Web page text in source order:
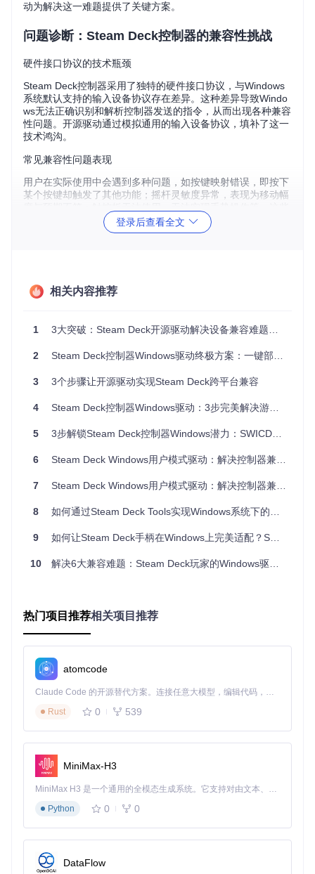
动为解决这一难题提供了关键方案。
问题诊断：Steam Deck控制器的兼容性挑战
硬件接口协议的技术瓶颈
Steam Deck控制器采用了独特的硬件接口协议，与Windows
系统默认支持的输入设备协议存在差异。这种差异导致Windo
ws无法正确识别和解析控制器发送的指令，从而出现各种兼容
性问题。开源驱动通过模拟通用的输入设备协议，填补了这一
技术鸿沟。
常见兼容性问题表现
用户在实际使用中会遇到多种问题，如按键映射错误，即按下
某个按键却触发了其他功能；摇杆灵敏度异常，表现为移动幅
问题严重影响了游戏体验，而开源驱动能够针对性地解决这些
核心引擎：虚拟控制器映射系统
换为Windows系统可识别的虚拟XBox 360控制器信号。这一
过程涉及信号的采集、解析和转换，确保控制器的各项操作能
够准确映射到虚拟控制器上。通过这一核心引擎，实现了对Wi
ndows游戏的广泛兼容。
扩展模块：配置与监控功能
除核心引擎外，开源驱动还包含多个扩展模块。配置模块允许
求；监控模块则实时跟踪控制器的输入状态和运行情况，为故
功能，提升了用户体验。
场景落地：开源驱动的多场景应用
基础环境：快速部署与验证
统
部署步骤 预期结果
W
w
s
1. 从仓库克隆项目：git clone http
3. 连接控制器
u
3. 编译并加载驱动模块
典型场景：日常游戏配置优化
在日常游戏场景中，用户可以根据不同游戏类型进行配置优
化。例如，对于动作游戏，可提高摇杆灵敏度以获得更灵活的
操作；对于策略游戏，可设置常用按键组合，提升操作效率。
通过配置文件[config/controller.ini]进行参数调整，完成后在游
戏中测试操作效果，确保配置符合预期。
极限工况：专业竞技调优
针对专业竞技场景，开源驱动提供了更精细的设置选项。用户
可以微调输入延迟参数，减少操作响应时间；精确配置摇杆死
区，避免误操作；甚至设置宏命令，实现复杂操作的一键执
行。这些调优措施能够帮助玩家在竞技游戏中获得更好的表
现。
登录后查看全文
相关内容推荐
1 3大突破：Steam Deck开源驱动解决设备兼容难题实战指南
2 Steam Deck控制器Windows驱动终极方案：一键部署与实时映射调试
3 3个步骤让开源驱动实现Steam Deck跨平台兼容
4 Steam Deck控制器Windows驱动：3步完美解决游戏兼容性难题
5 3步解锁Steam Deck控制器Windows潜力：SWICD驱动全栈解决方案
6 Steam Deck Windows用户模式驱动：解决控制器兼容性问题的XInput协议模拟方案
7 Steam Deck Windows用户模式驱动：解决控制器兼容性问题的完整方案
8 如何通过Steam Deck Tools实现Windows系统下的掌机性能全面掌控
9 如何让Steam Deck手柄在Windows上完美适配？SWICD驱动配置全指南
10 解决6大兼容难题：Steam Deck玩家的Windows驱动优化手册
热门项目推荐相关项目推荐
atomcode
Claude Code 的开源替代方案。连接任意大模型，编辑代码，运行命令，自动验证 — 全自动执行。用 Rust 构建，极致性能。 ｜ An open-source alternative to Claude Code. Connect any LLM, edit code, run commands, and verify changes — autonomously. Built in Rust for speed. Get Started
Rust
0 539
MiniMax-H3
MiniMax H3 是一个通用的全模态生成系统。它支持对由文本、图像、视频和音频组成的多模态上下文进行统一理解，并能生成分辨率高达 2K、时长可达 15 秒的带原生立体声音频的视频。得益于面向任务泛化的系统设计，H3 在预训练阶段就已具备广泛的多模态上下文理解与生成能力，能够出色地执行复杂的多模态指令。
Python
0 0
DataFlow